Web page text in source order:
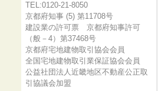
TEL:0120-21-8050
京都府知事 (5) 第11708号
建設業の許可票 京都府知事許可
（般－4）第37468号
京都府宅地建物取引協会会員
全国宅地建物取引業保証協会会員
公益社団法人近畿地区不動産公正取
引協議会加盟